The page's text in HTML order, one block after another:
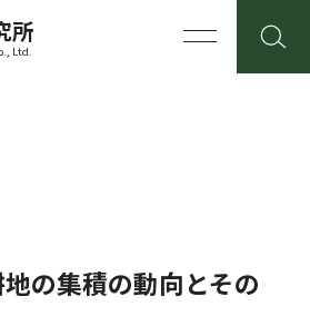
所
Ltd.
の集積の動向とその